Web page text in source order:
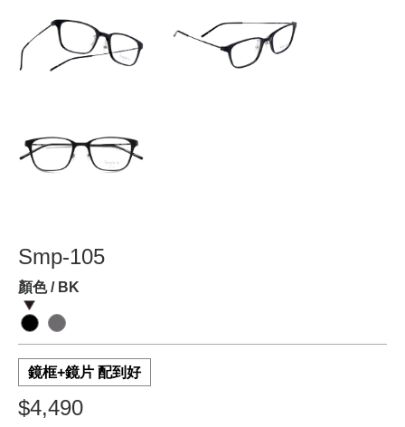
Smp-105
顏色 / BK
鏡框+鏡片 配到好
$4,490